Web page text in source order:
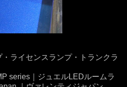
ライセンスランプ・トランクラ
series｜ジュエルLEDルームラ